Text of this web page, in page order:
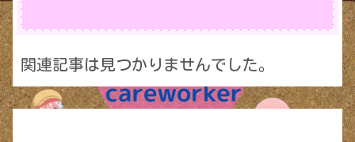
関連記事は見つかりませんでした。